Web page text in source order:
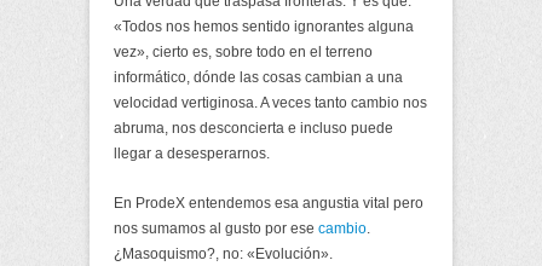
«Todos nos hemos sentido ignorantes alguna
vez», cierto es, sobre todo en el terreno
informático, dónde las cosas cambian a una
velocidad vertiginosa. A veces tanto cambio nos
abruma, nos desconcierta e incluso puede
llegar a desesperarnos.
En ProdeX entendemos esa angustia vital pero
nos sumamos al gusto por ese cambio.
¿Masoquismo?, no: «Evolución».